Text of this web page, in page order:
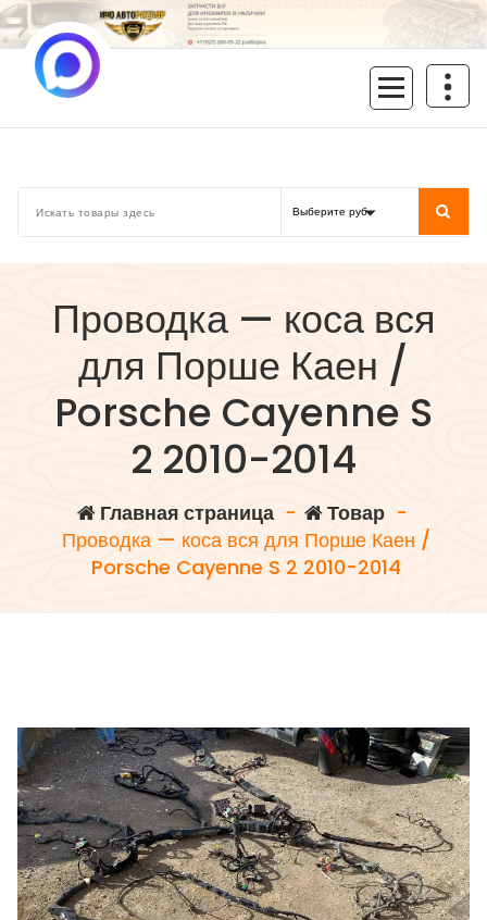
Перейти
к
содержимому
Проводка — коса вся
для Порше Каен /
Porsche Cayenne S
2 2010-2014
Главная страница- Товар-
Проводка — коса вся для Порше Каен /
Porsche Cayenne S 2 2010-2014